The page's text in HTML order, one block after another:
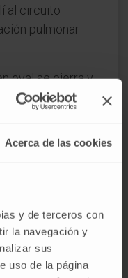
Acerca de las cookies
y de terceros con
la navegación y
sus
uso de la página
al circuito
pulmonar
oval se cierra y
utilidad. En la
a una lámina
en
rutina, un
que
alarmas